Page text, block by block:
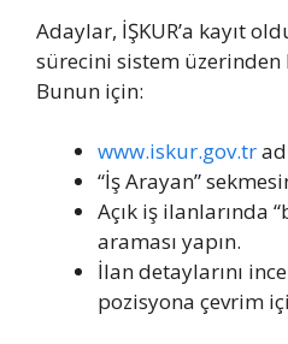
Adaylar, İŞKUR’a kayıt
sürecini sistem
Bunun için:
www.iskur.gov.tr
“İş Arayan”
Açık iş ilanlarında
araması yapın.
İlan detaylarını
pozisyona çevrim